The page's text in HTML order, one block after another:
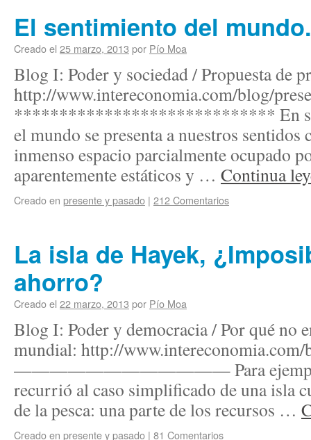
El sentimiento del mundo.
Creado el 25 marzo, 2013 por Pío Moa
Blog I: Poder y sociedad / Propuesta de
http://www.intereconomia.com/blog/
***************************** En su
el mundo se presenta a nuestros
inmenso espacio parcialmente ocupado
aparentemente estáticos y … Continua
Creado en presente y pasado | 212 Comentarios
La isla de Hayek,
ahorro?
Creado el 22 marzo, 2013 por Pío Moa
Blog I: Poder y democracia / Por qué no
mundial: http://www.intereconomia.com/
———————————— Para
recurrió al caso simplificado de una isla
de la pesca: una parte de los recursos …
Creado en presente y pasado | 81 Comentarios